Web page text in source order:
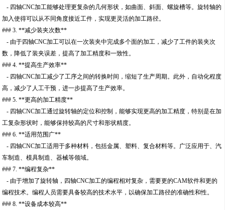
- 四轴CNC加工能够处理更复杂的几何形状，如曲面、斜面、螺旋槽等。旋转轴的
加入使得可以从不同角度接近工件，实现更灵活的加工路径。
### 3. **减少装夹次数**
- 由于四轴CNC加工可以在一次装夹中完成多个面的加工，减少了工件的装夹次
数，降低了装夹误差，提高了加工精度和一致性。
### 4. **提高生产效率**
- 四轴CNC加工减少了工序之间的转换时间，缩短了生产周期。此外，自动化程度
高，减少了人工干预，进一步提高了生产效率。
### 5. **更高的加工精度**
- 四轴CNC加工通过旋转轴的定位和控制，能够实现更高的加工精度，特别是在加
工复杂形状时，能够保持较高的尺寸和形状精度。
### 6. **适用范围广**
- 四轴CNC加工适用于多种材料，包括金属、塑料、复合材料等。广泛应用于、汽
车制造、模具制造、器械等领域。
### 7. **编程复杂**
- 由于增加了旋转轴，四轴CNC加工的编程相对复杂，需要更的CAM软件和更的
编程技术。编程人员需要具备较高的技术水平，以确保加工路径的准确性和性。
### 8. **设备成本较高**